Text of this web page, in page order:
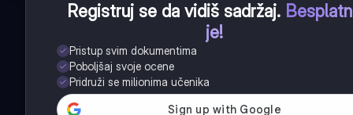
Registruj se da vidiš sadržaj.
je!
Pristup svim dokumentima
Poboljšaj svoje ocene
Pridruži se milionima učenika